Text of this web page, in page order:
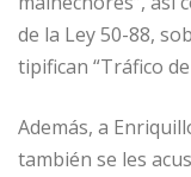
de la Ley 50-88,
tipifican “Tráfico
Además, a
también se les